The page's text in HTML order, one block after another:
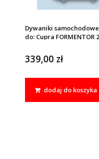
Dywaniki
do: Cupra FORMENTOR
339,00 zł
dodaj do koszyka